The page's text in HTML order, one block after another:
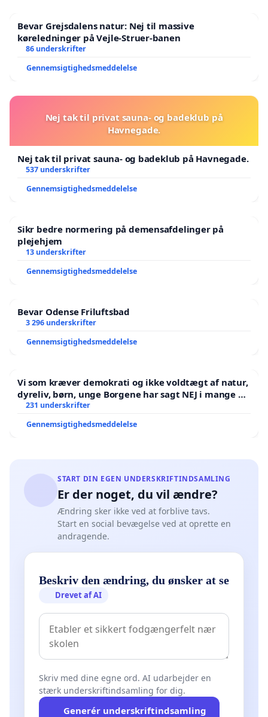
Bevar Grejsdalens natur: Nej til massive
køreledninger på Vejle-Struer-banen
86 underskrifter
Gennemsigtighedsmeddelelse
Nej tak til privat sauna- og badeklub på
Havnegade.
Nej tak til privat sauna- og badeklub på Havnegade.
537 underskrifter
Gennemsigtighedsmeddelelse
Sikr bedre normering på demensafdelinger på
plejehjem
13 underskrifter
Gennemsigtighedsmeddelelse
Bevar Odense Friluftsbad
3 296 underskrifter
Gennemsigtighedsmeddelelse
Vi som kræver demokrati og ikke voldtægt af natur,
dyreliv, børn, unge Borgene har sagt NEJ i mange år.
Der er
231 underskrifter
Gennemsigtighedsmeddelelse
START DIN EGEN UNDERSKRIFTINDSAMLING
Er der noget, du vil ændre?
Ændring sker ikke ved at forblive tavs.
Start en social bevægelse ved at oprette en
andragende.
Beskriv den ændring, du ønsker at se
Drevet af AI
Skriv med dine egne ord. AI udarbejder en
stærk underskriftindsamling for dig.
Generér underskriftindsamling